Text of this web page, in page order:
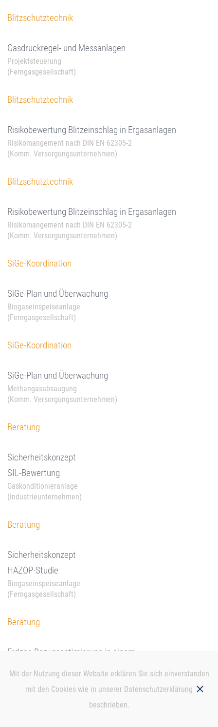
Blitzschutztechnik
Gasdruckregel- und Messanlagen
Projektsteuerung
(Ferngasgesellschaft)
Blitzschutztechnik
Risikobewertung Blitzeinschlag in Ergasanlagen
Risikomangement nach DIN EN 62305-2
(Komm. Versorgungsunternehmen)
Blitzschutztechnik
Risikobewertung Blitzeinschlag in Ergasanlagen
Risikomangement nach DIN EN 62305-2
(Komm. Versorgungsunternehmen)
SiGe-Koordination
SiGe-Plan und Überwachung
Biogaseinspeiseanlage
(Ferngasgesellschaft)
SiGe-Koordination
SiGe-Plan und Überwachung
Methangasabsaugung
(Komm. Versorgungsunternehmen)
Beratung
Sicherheitskonzept
SIL-Bewertung
Gaskonditionieranlage
(Industrieunternehmen)
Beratung
Sicherheitskonzept
HAZOP-Studie
Biogaseinspeiseanlage
(Ferngasgesellschaft)
Beratung
Erdgas-Bezugsoptimierung in einem
Industrieunternehmen;
Vertragsgestaltung und Betriebsoptimierung
Mit der Nutzung dieser Website erklären Sie sich einverstanden
mit den Cookies wie in unserer Datenschutzerklärung
beschrieben.